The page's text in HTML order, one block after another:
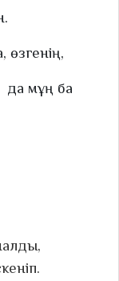
да мұң ба